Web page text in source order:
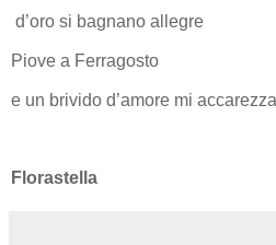
d’oro si bagnano allegre
Piove a Ferragosto
e un brivido d’amore mi
Florastella